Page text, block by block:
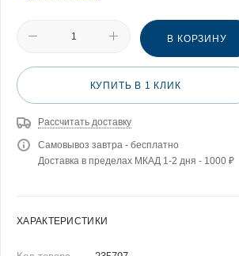
В КОРЗИНУ
КУПИТЬ В 1 КЛИК
Рассчитать доставку
Самовывоз завтра - бесплатно
Доставка в пределах МКАД 1-2 дня - 1000 ₽
ХАРАКТЕРИСТИКИ